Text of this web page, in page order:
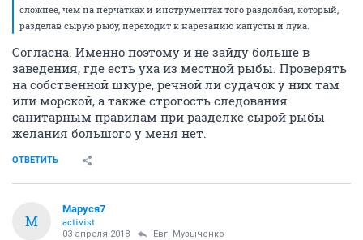
сложнее, чем на перчатках и инструментах того раздолбая, который,
разделав сырую рыбу, переходит к нарезанию капусты и лука.
Согласна. Именно поэтому и не зайду больше в
заведения, где есть уха из местной рыбы. Проверять
на собственной шкуре, речной ли судачок у них там
или морской, а также строгость следования
санитарным правилам при разделке сырой рыбы
желания большого у меня нет.
ОТВЕТИТЬ
М
Маруся7
activist
03 апреля 2018 Евг. Музыченко